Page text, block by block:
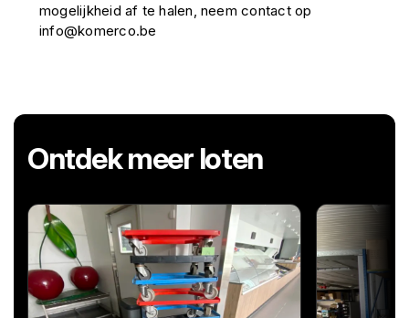
mogelijkheid af te halen, neem contact op
info@komerco.be
Ontdek meer loten